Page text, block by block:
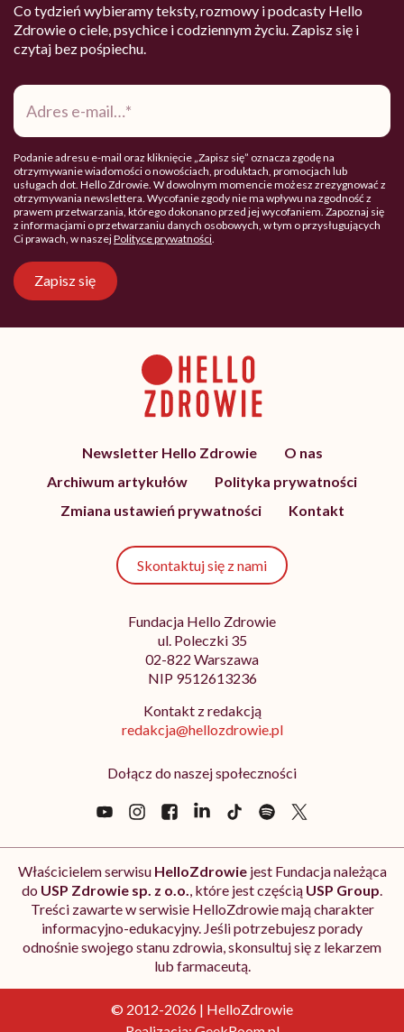
Co tydzień wybieramy teksty, rozmowy i podcasty Hello
Zdrowie o ciele, psychice i codziennym życiu. Zapisz się i
czytaj bez pośpiechu.
Adres
mail*
Podanie adresu e-mail oraz kliknięcie „Zapisz się” oznacza zgodę na
otrzymywanie wiadomości o nowościach, produktach, promocjach lub
usługach dot. Hello Zdrowie. W dowolnym momencie możesz zrezygnować z
otrzymywania newslettera. Wycofanie zgody nie ma wpływu na zgodność z
prawem przetwarzania, którego dokonano przed jej wycofaniem. Zapoznaj się
z informacjami o przetwarzaniu danych osobowych, w tym o przysługujących
Ci prawach, w naszejPolityce prywatności
Zapisz się
Newsletter Hello Zdrowie
O nas
Archiwum artykułów
Polityka prywatności
Zmiana ustawień prywatności
Kontakt
Skontaktuj się z nami
Fundacja Hello Zdrowie
ul. Poleczki 35
02-822 Warszawa
NIP 9512613236
Kontakt z redakcją
redakcja@hellozdrowie.pl
Dołącz do naszej społeczności
Właścicielem serwisu HelloZdrowiejest Fundacja należąca
do USP Zdrowie sp. z o.o., które jest częścią USP Group.
Treści zawarte w serwisie HelloZdrowie mają charakter
informacyjno-edukacyjny. Jeśli potrzebujesz porady
odnośnie swojego stanu zdrowia, skonsultuj się z lekarzem
lub farmaceutą.
© 2012-2026 | HelloZdrowie